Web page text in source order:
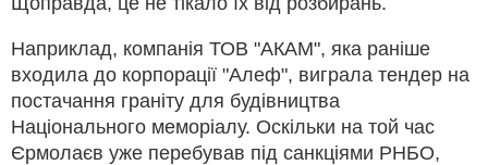
Наприклад, компанія ТОВ "АКАМ", яка раніше
входила до корпорації "Алеф", виграла тендер на
постачання граніту для будівництва
Національного меморіалу. Оскільки на той час
Єрмолаєв уже перебував під санкціями РНБО,